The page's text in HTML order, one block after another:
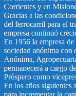
Corrientes y en
Gracias a las
del ferrocarril para el
empresa continuó
En 1956 la empresa
sociedad anónima
Anónima,
permanecerá a cargo
Próspero como
En los años siguientes